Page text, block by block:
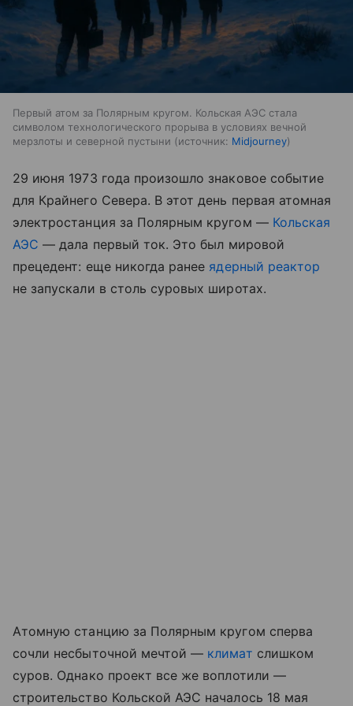
Первый атом за Полярным кругом. Кольская АЭС стала
символом технологического прорыва в условиях вечной
мерзлоты и северной пустыни
источник: Midjourney
29 июня 1973 года произошло знаковое событие
для Крайнего Севера. В этот день первая атомная
электростанция за Полярным кругом — Кольская
АЭС — дала первый ток. Это был мировой
прецедент: еще никогда ранее ядерный реактор
не запускали в столь суровых широтах.
Атомную станцию за Полярным кругом сперва
сочли несбыточной мечтой — климат слишком
суров. Однако проект все же воплотили —
строительство Кольской АЭС началось 18 мая